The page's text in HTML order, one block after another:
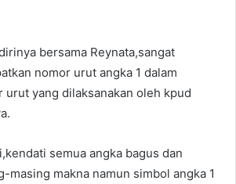
bersama Reynata,sangat
nomor urut angka 1 dalam
urut yang dilaksanakan oleh kpud
semua angka bagus dan
masing makna namun simbol angka 1